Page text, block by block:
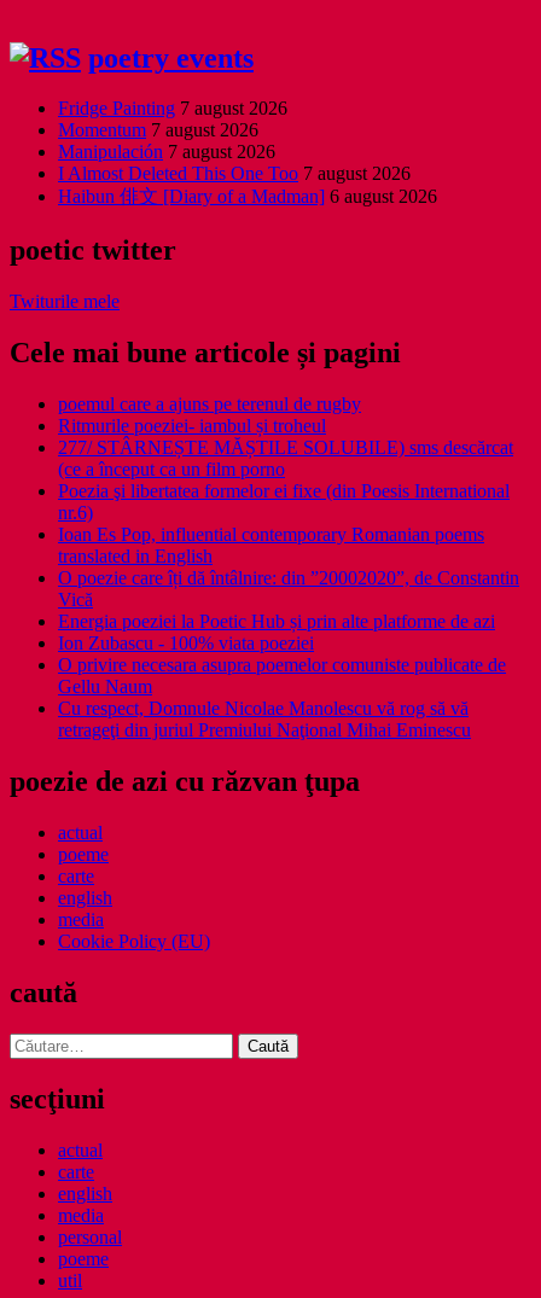
poetry events
Fridge Painting 7 august 2026
Momentum 7 august 2026
Manipulación 7 august 2026
I Almost Deleted This One Too 7 august 2026
Haibun 俳文 [Diary of a Madman] 6 august 2026
poetic twitter
Twiturile mele
Cele mai bune articole și pagini
poemul care a ajuns pe terenul de rugby
Ritmurile poeziei- iambul și troheul
277/ STÂRNEȘTE MĂȘTILE SOLUBILE) sms descărcat
(ce a început ca un film porno
Poezia şi libertatea formelor ei fixe (din Poesis International
nr.6)
Ioan Es Pop, influential contemporary Romanian poems
translated in English
O poezie care îți dă întâlnire: din ”20002020”, de Constantin
Vică
Energia poeziei la Poetic Hub și prin alte platforme de azi
Ion Zubascu - 100% viata poeziei
O privire necesara asupra poemelor comuniste publicate de
Gellu Naum
Cu respect, Domnule Nicolae Manolescu vă rog să vă
retrageţi din juriul Premiului Naţional Mihai Eminescu
poezie de azi cu răzvan ţupa
actual
poeme
carte
english
media
Cookie Policy (EU)
caută
Caută
după:
secţiuni
actual
carte
english
media
personal
poeme
util